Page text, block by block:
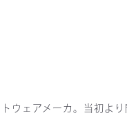
ウェアメーカ。当初よ